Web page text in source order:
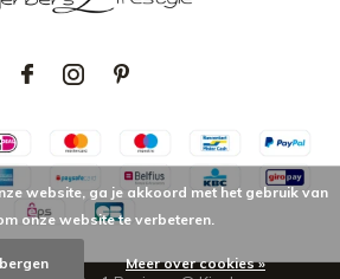
website, ga je akkoord met het gebruik van
onze website te verbeteren.
Meer over cookies »